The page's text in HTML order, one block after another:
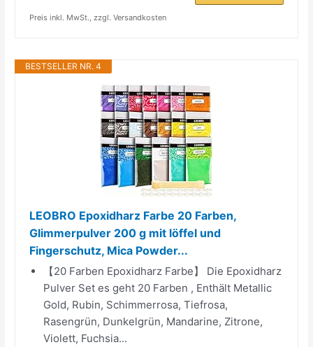
Preis inkl. MwSt., zzgl. Versandkosten
BESTSELLER NR. 4
LEOBRO Epoxidharz Farbe 20 Farben,
Glimmerpulver 200 g mit löffel und
Fingerschutz, Mica Powder...
【20 Farben Epoxidharz Farbe】 Die Epoxidharz
Pulver Set es geht 20 Farben , Enthält Metallic
Gold, Rubin, Schimmerrosa, Tiefrosa,
Rasengrün, Dunkelgrün, Mandarine, Zitrone,
Violett, Fuchsia...